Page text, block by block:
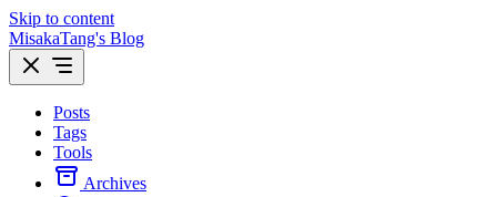
Skip to content
MisakaTang's Blog
Posts
Tags
Tools
Archives